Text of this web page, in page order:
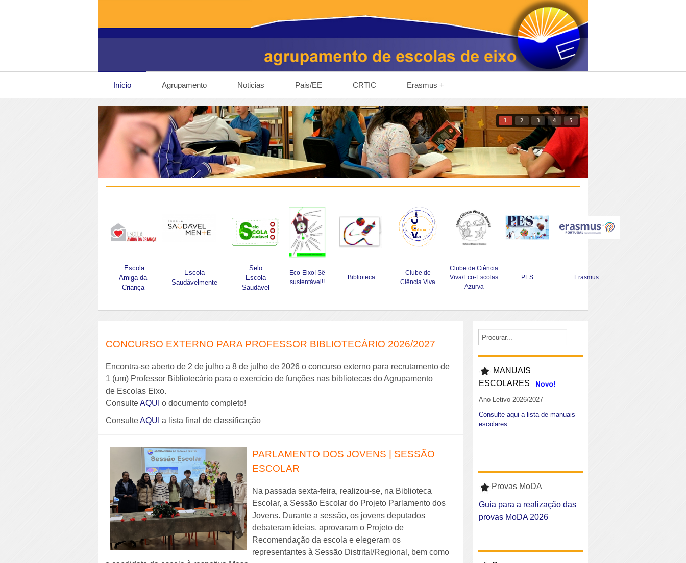
Início Agrupamento Noticias Pais/EE CRTIC Erasmus +
1 2 3 4 5
Escola
Amiga da
Criança
Escola
Saudávelmente
Selo
Escola
Saudável
Eco-Eixo! Sê
sustentável!!
Biblioteca
Clube de
Ciência Viva
Clube de Ciência
Viva/Eco-Escolas
Azurva
PES Erasmus
CONCURSO EXTERNO PARA PROFESSOR BIBLIOTECÁRIO 2026/2027
Encontra-se aberto de 2 de julho a 8 de julho de 2026 o concurso externo para recrutamento de
1 (um) Professor Bibliotecário para o exercício de funções nas bibliotecas do Agrupamento
de Escolas Eixo.
ConsulteAQUI o documento completo!
ConsulteAQUI a lista final de classificação
PARLAMENTO DOS JOVENS | SESSÃO
ESCOLAR
Na passada sexta-feira, realizou-se, na Biblioteca
Escolar, a Sessão Escolar do Projeto Parlamento dos
Jovens. Durante a sessão, os jovens deputados
debateram ideias, aprovaram o Projeto de
Recomendação da escola e elegeram os
representantes à Sessão Distrital/Regional, bem como
MANUAIS
ESCOLARES
Ano Letivo 2026/2027
Consulte aqui a lista de manuais
escolares
Provas MoDA
Guia para a realização das
provas MoDA 2026